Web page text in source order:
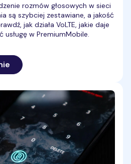
rozmów głosowych w sieci
są szybciej zestawiane, a jakość
jak działa VoLTE, jakie daje
w PremiumMobile.